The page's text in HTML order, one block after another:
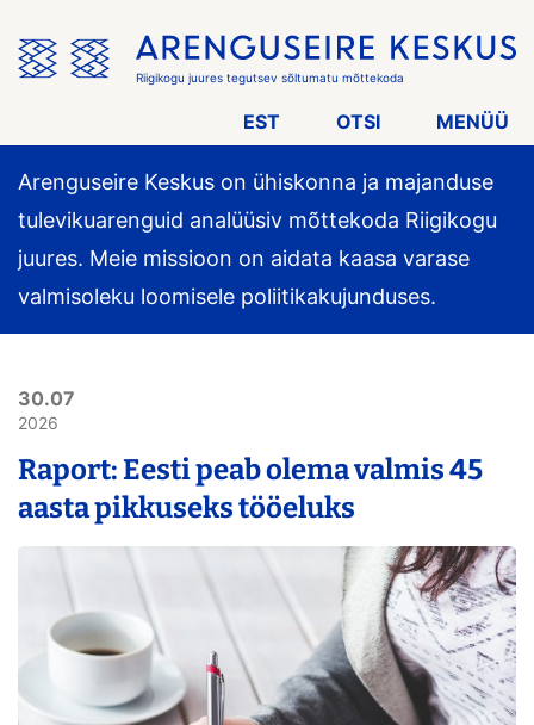
menüü
vahele
Riigikogu juures tegutsev sõltumatu mõttekoda
EST OTSI MENÜÜ
Arenguseire Keskus on ühiskonna ja majanduse
tulevikuarenguid analüüsiv mõttekoda Riigikogu
juures. Meie missioon on aidata kaasa varase
valmisoleku loomisele poliitikakujunduses.
30.07
2026
Raport: Eesti peab olema valmis 45
aasta pikkuseks tööeluks